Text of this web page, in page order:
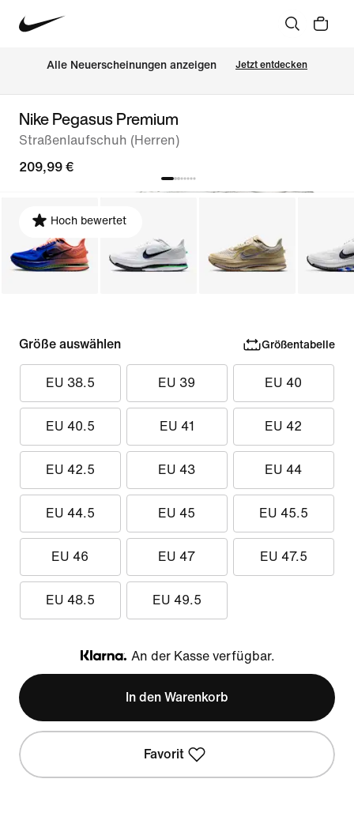
Alle Neuerscheinungen anzeigen Jetzt entdecken
Nike Pegasus Premium
Straßenlaufschuh (Herren)
209,99 €
Hoch bewertet
Größe auswählen Größentabelle
EU 38.5 EU 39 EU 40
EU 40.5 EU 41 EU 42
EU 42.5 EU 43 EU 44
EU 44.5 EU 45 EU 45.5
EU 46 EU 47 EU 47.5
EU 48.5 EU 49.5
Klarna
An der Kasse verfügbar.
In den Warenkorb
Favorit